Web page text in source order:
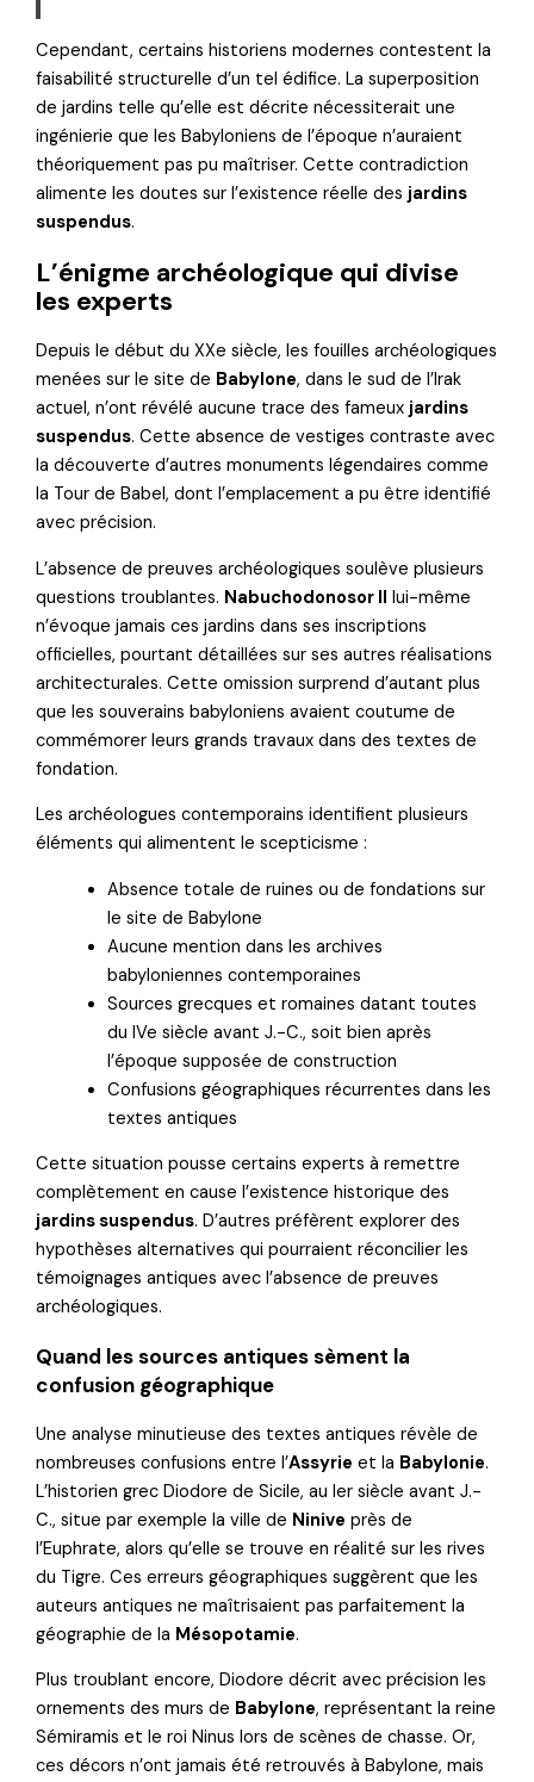
Cependant, certains historiens modernes contestent la
faisabilité structurelle d’un tel édifice. La superposition
de jardins telle qu’elle est décrite nécessiterait une
ingénierie que les Babyloniens de l’époque n’auraient
théoriquement pas pu maîtriser. Cette contradiction
alimente les doutes sur l’existence réelle des jardins
suspendus.
L’énigme archéologique qui divise
les experts
Depuis le début du XXe siècle, les fouilles archéologiques
menées sur le site de Babylone, dans le sud de l’Irak
actuel, n’ont révélé aucune trace des fameux jardins
suspendus. Cette absence de vestiges contraste avec
la découverte d’autres monuments légendaires comme
la Tour de Babel, dont l’emplacement a pu être identifié
avec précision.
L’absence de preuves archéologiques soulève plusieurs
questions troublantes. Nabuchodonosor II lui-même
n’évoque jamais ces jardins dans ses inscriptions
officielles, pourtant détaillées sur ses autres réalisations
architecturales. Cette omission surprend d’autant plus
que les souverains babyloniens avaient coutume de
commémorer leurs grands travaux dans des textes de
fondation.
Les archéologues contemporains identifient plusieurs
éléments qui alimentent le scepticisme :
Absence totale de ruines ou de fondations sur
le site de Babylone
Aucune mention dans les archives
babyloniennes contemporaines
Sources grecques et romaines datant toutes
du IVe siècle avant J.-C., soit bien après
l’époque supposée de construction
Confusions géographiques récurrentes dans les
textes antiques
Cette situation pousse certains experts à remettre
complètement en cause l’existence historique des
jardins suspendus. D’autres préfèrent explorer des
hypothèses alternatives qui pourraient réconcilier les
témoignages antiques avec l’absence de preuves
archéologiques.
Quand les sources antiques sèment la
confusion géographique
Une analyse minutieuse des textes antiques révèle de
nombreuses confusions entre l’Assyrie et la Babylonie.
L’historien grec Diodore de Sicile, au Ier siècle avant J.-
C., situe par exemple la ville de Ninive près de
l’Euphrate, alors qu’elle se trouve en réalité sur les rives
du Tigre. Ces erreurs géographiques suggèrent que les
auteurs antiques ne maîtrisaient pas parfaitement la
géographie de la Mésopotamie.
Plus troublant encore, Diodore décrit avec précision les
ornements des murs de Babylone, représentant la reine
Sémiramis et le roi Ninus lors de scènes de chasse. Or,
ces décors n’ont jamais été retrouvés à Babylone, mais